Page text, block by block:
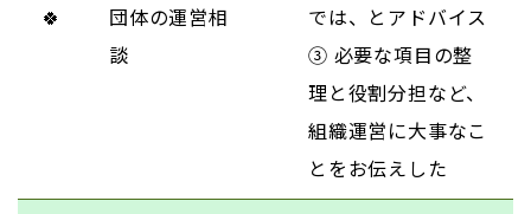
🍀
団体の運営相
談
では、とアドバイス
③ 必要な項目の整
理と役割分担など、
組織運営に大事なこ
とをお伝えした